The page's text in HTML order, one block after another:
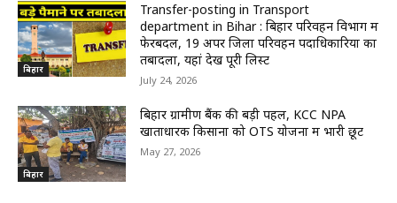
बिहार
Transfer-posting in Transport
department in Bihar : बिहार परिवहन विभाग में
फेरबदल, 19 अपर जिला परिवहन पदाधिकारियों का
तबादला, यहां देखें पूरी लिस्ट
July 24, 2026
बिहार
बिहार ग्रामीण बैंक की बड़ी पहल, KCC NPA
खाताधारक किसानों को OTS योजना में भारी छूट
May 27, 2026